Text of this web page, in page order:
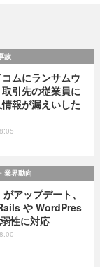
故
ムにランサムウ
引先の従業員に
報が漏えいした
業界動向
アップデート、
や WordPres
性に対応